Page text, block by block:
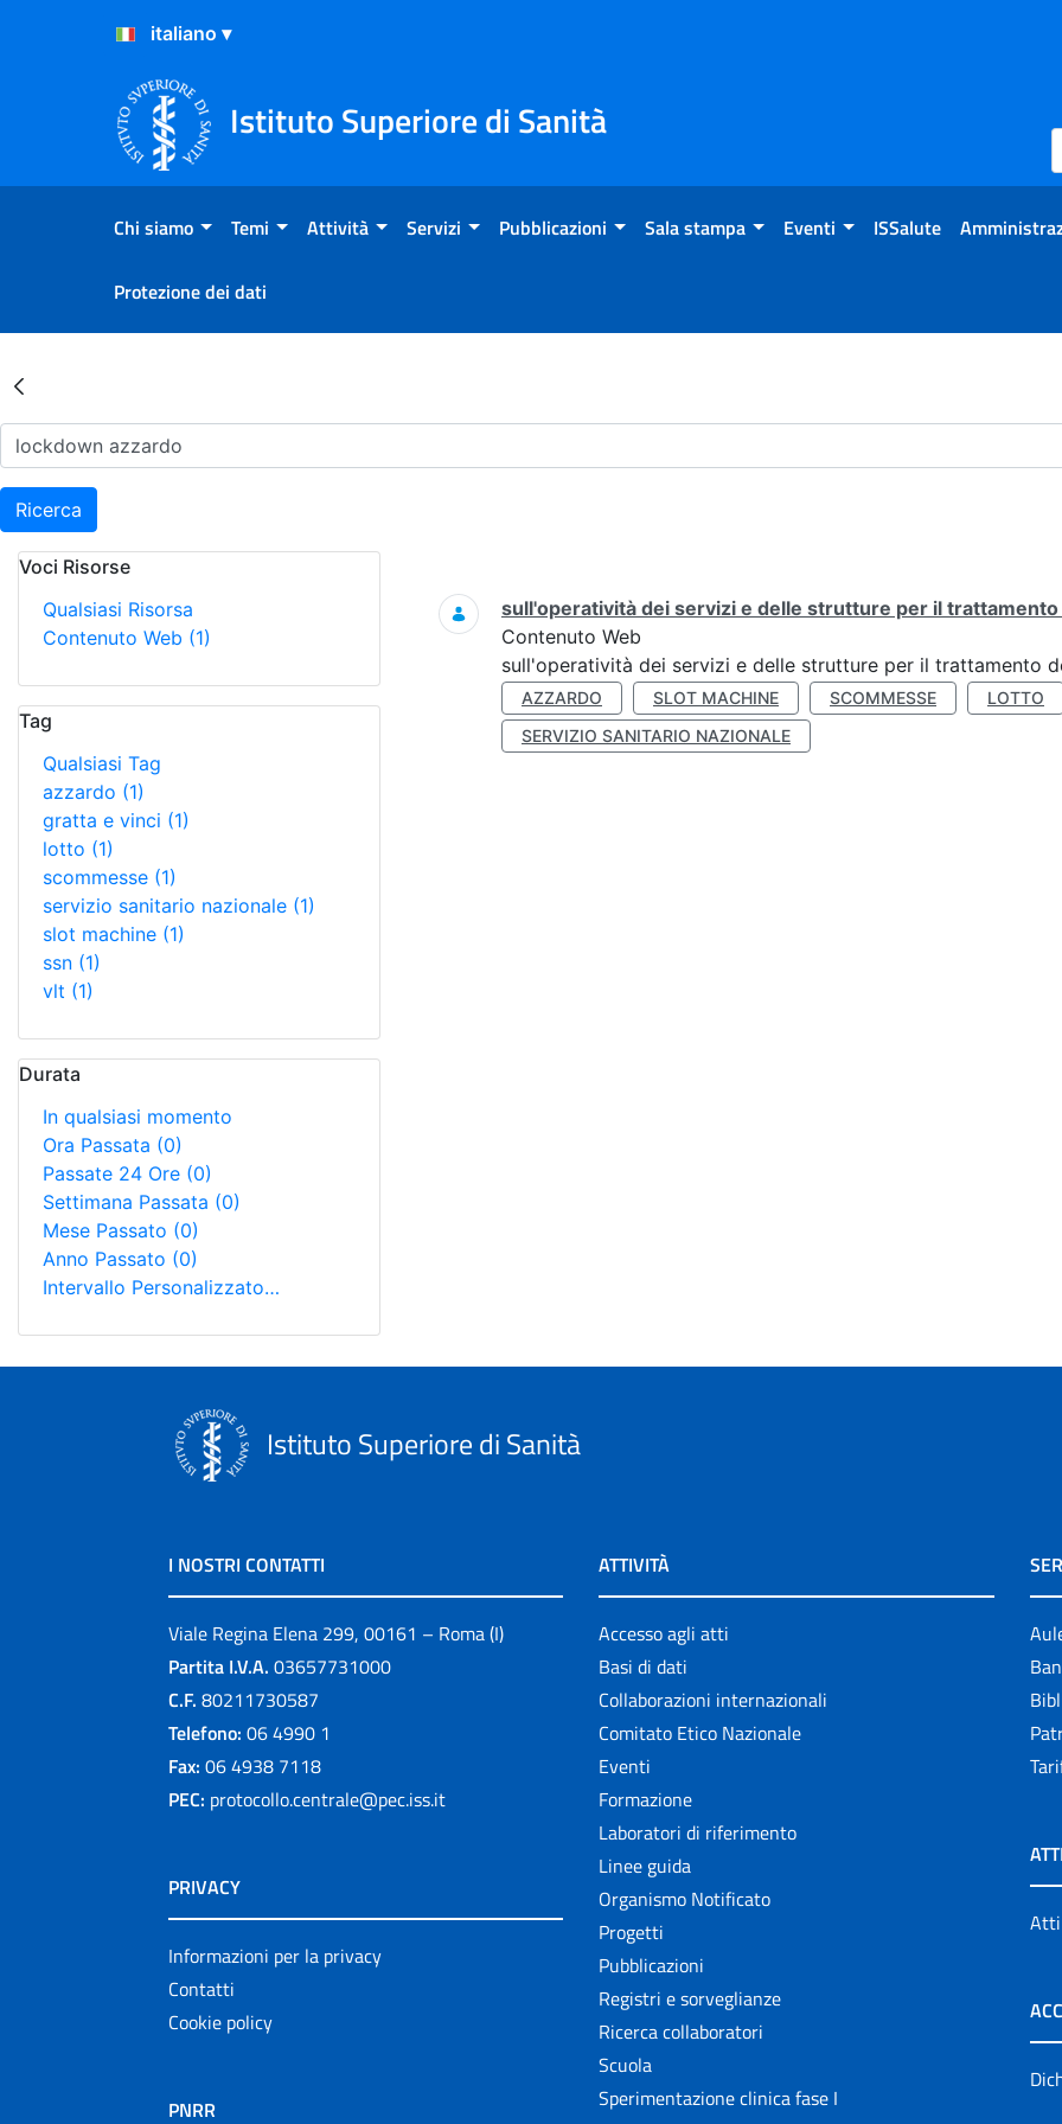
Salta al Contenuto
Salta al Footer
Istituto Superiore di Sanità
Chi siamo Temi Attività Servizi Pubblicazioni Sala stampa Eventi ISSalute
Protezione dei dati
Risultati della Ricerca - Archivio
Ricerca
Voci Risorse
Qualsiasi Risorsa
Contenuto Web (1)
Tag
Qualsiasi Tag
azzardo (1)
gratta e vinci (1)
lotto (1)
scommesse (1)
servizio sanitario nazionale (1)
slot machine (1)
ssn (1)
vlt (1)
Durata
In qualsiasi momento
Ora Passata (0)
Passate 24 Ore (0)
Settimana Passata (0)
Mese Passato (0)
Anno Passato (0)
Intervallo Personalizzato…
Ricerca
sull'operatività dei servizi e delle strutture per il
Contenuto Web
sull'operatività dei servizi e delle strutture per il trattamento
AZZARDO SLOT MACHINE SCOMMESSE
LOTTO
SERVIZIO SANITARIO NAZIONALE
Istituto Superiore di Sanità
I NOSTRI CONTATTI
Viale Regina Elena 299, 00161 – Roma (I)
Partita I.V.A. 03657731000
C.F. 80211730587
Telefono: 06 4990 1
Fax: 06 4938 7118
PEC: protocollo.centrale@pec.iss.it
PRIVACY
Informazioni per la privacy
Contatti
Cookie policy
PNRR
ATTIVITÀ
Accesso agli atti
Basi di dati
Collaborazioni internazionali
Comitato Etico Nazionale
Eventi
Formazione
Laboratori di riferimento
Linee guida
Organismo Notificato
Progetti
Pubblicazioni
Registri e sorveglianze
Ricerca collaboratori
Scuola
Sperimentazione clinica fase I
Atti